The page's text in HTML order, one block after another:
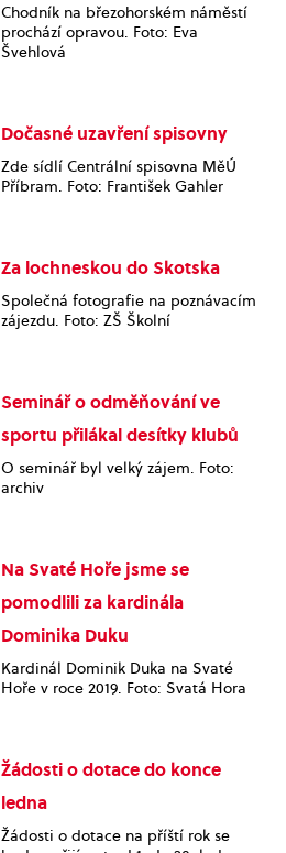
Chodník na březohorském náměstí
prochází opravou. Foto: Eva
Švehlová
Dočasné uzavření spisovny
Zde sídlí Centrální spisovna MěÚ
Příbram. Foto: František Gahler
Za lochneskou do Skotska
Společná fotografie na poznávacím
zájezdu. Foto: ZŠ Školní
Seminář o odměňování ve
sportu přilákal desítky klubů
O seminář byl velký zájem. Foto:
archiv
Na Svaté Hoře jsme se
pomodlili za kardinála
Dominika Duku
Kardinál Dominik Duka na Svaté
Hoře v roce 2019. Foto: Svatá Hora
Žádosti o dotace do konce
ledna
Žádosti o dotace na příští rok se